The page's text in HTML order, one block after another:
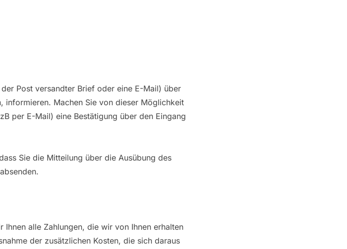
Post versandter Brief oder eine E-Mail) über
informieren. Machen Sie von dieser Möglichkeit
per E-Mail) eine Bestätigung über den Eingang
Sie die Mitteilung über die Ausübung des
alle Zahlungen, die wir von Ihnen erhalten
der zusätzlichen Kosten, die sich daraus